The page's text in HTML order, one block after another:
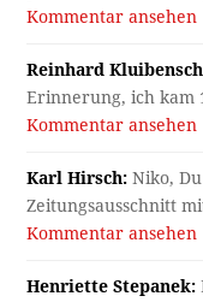
Kommentar ansehen
Reinhard
Erinnerung, ich kam
Kommentar ansehen
Karl Hirsch: Niko,
Zeitungsausschnitt
Kommentar ansehen
Henriette Stepanek: